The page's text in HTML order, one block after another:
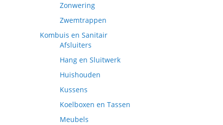
Zonwering
Zwemtrappen
Kombuis en Sanitair
Afsluiters
Hang en Sluitwerk
Huishouden
Kussens
Koelboxen en Tassen
Meubels